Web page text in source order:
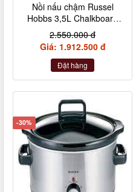
Nồi nấu chậm Russel
Hobbs 3,5L Chalkboard
màu đen
2.550.000 đ
Giá: 1.912.500 đ
Đặt hàng
-30%